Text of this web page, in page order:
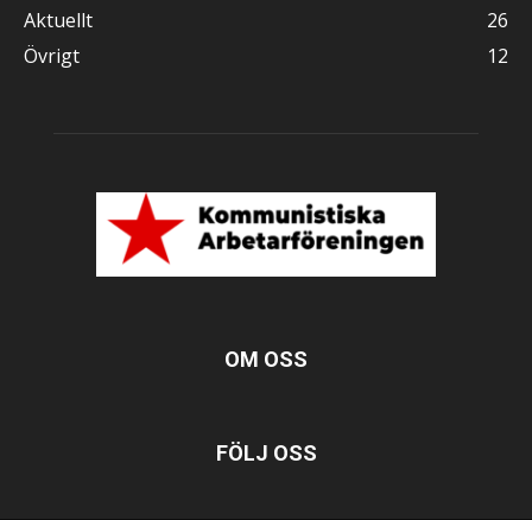
Aktuellt
26
Övrigt
12
OM OSS
FÖLJ OSS